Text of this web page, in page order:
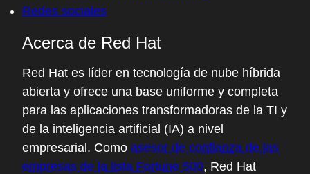
Redes sociales
Acerca de Red Hat
Red Hat es líder en tecnología de nube híbrida
abierta y ofrece una base uniforme y completa
para las aplicaciones transformadoras de la TI y
de la inteligencia artificial (IA) a nivel
empresarial. Como asesor de confianza de las
empresas de la lista Fortune 500, Red Hat